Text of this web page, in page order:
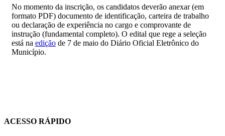
No momento da inscrição, os candidatos deverão anexar (em
formato PDF) documento de identificação, carteira de trabalho
ou declaração de experiência no cargo e comprovante de
instrução (fundamental completo). O edital que rege a seleção
está na edição de 7 de maio do Diário Oficial Eletrônico do
Município.
ACESSO RÁPIDO